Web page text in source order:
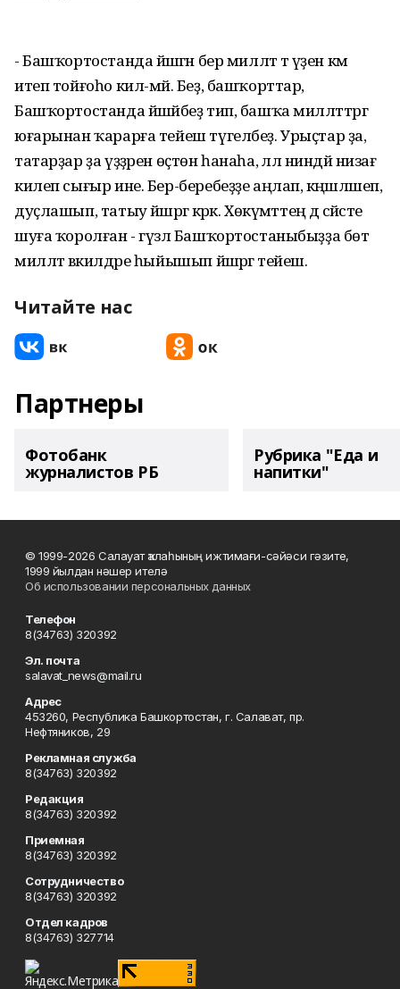
- Башҡортостанда йәшәгән бер милләт тә үҙен кәм
итеп тойғоһо кил-мәй. Беҙ, башҡорттар,
Башҡортостанда йәшәйбеҙ тип, башҡа милләттәргә
юғарынан ҡарарға тейеш түгелбеҙ. Урыҫтар ҙа,
татарҙар ҙа үҙҙәрен өҫтөн һанаһа, әллә ниндәй низағ
килеп сығыр ине. Бер-беребеҙҙе аңлап, кәңәшләшеп,
дуҫлашып, татыу йәшәргә кәрәк. Хөкүмәттең дә сәйәсәте
шуға ҡоролған - гүзәл Башҡортостаныбыҙҙа бөтә
милләт вәкилдәре һыйышып йәшәргә тейеш.
Читайте нас
Партнеры
Фотобанк
журналистов РБ
Рубрика "Еда и
напитки"
© 1999-2026 Салауат ҡалаһының ижтимағи-сәйәси гәзите,
1999 йылдан нәшер ителә
Об использовании персональных данных
Телефон
8(34763) 320392
Эл. почта
salavat_news@mail.ru
Адрес
453260, Республика Башкортостан, г. Салават, пр.
Нефтяников, 29
Рекламная служба
8(34763) 320392
Редакция
8(34763) 320392
Приемная
8(34763) 320392
Сотрудничество
8(34763) 320392
Отдел кадров
8(34763) 327714